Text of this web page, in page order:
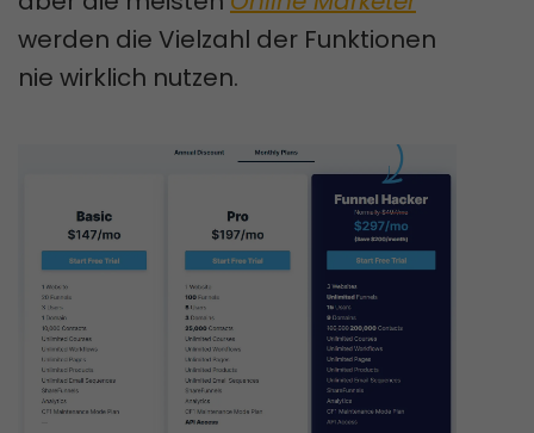
werden die Vielzahl der Funktionen
nie wirklich nutzen.